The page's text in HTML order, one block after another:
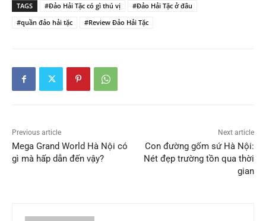
TAGS #Đảo Hải Tặc có gì thú vị
#Đảo Hải Tặc ở đâu
#quần đảo hải tặc
#Review Đảo Hải Tặc
Previous article
Mega Grand World Hà Nội có
gì mà hấp dẫn đến vậy?
Next article
Con đường gốm sứ Hà Nội:
Nét đẹp trường tồn qua thời
gian